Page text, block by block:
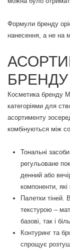
Формули бренду
нанесення, а не на
БРЕНДУ
Косметика бренду
категоріями для
асортименту
комбінуються між
Тональні
регульоване
денний або
компоненти,
Палетки тіней.
текстурою –
базові, так і
Контуринг та
спрощує